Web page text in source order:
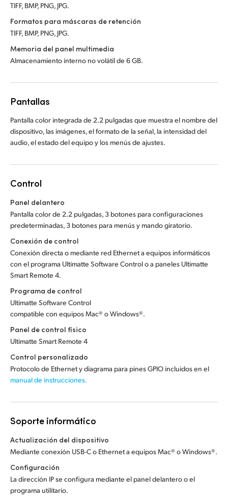
TIFF, BMP, PNG, JPG.
Formatos para máscaras de retención
TIFF, BMP, PNG, JPG.
Memoria del panel multimedia
Almacenamiento interno no volátil de 6 GB.
Pantallas
Pantalla color integrada de 2.2 pulgadas que muestra el nombre del
dispositivo, las imágenes, el formato de la señal, la intensidad del
audio, el estado del equipo y los menús de ajustes.
Control
Panel delantero
Pantalla color de 2.2 pulgadas, 3 botones para configuraciones
predeterminadas, 3 botones para menús y mando giratorio.
Conexión de control
Conexión directa o mediante red Ethernet a equipos informáticos
con el programa Ultimatte Software Control o a paneles Ultimatte
Smart Remote 4.
Programa de control
Ultimatte Software Control
compatible con equipos Mac® o Windows®.
Panel de control físico
Ultimatte Smart Remote 4
Control personalizado
Protocolo de Ethernet y diagrama para pines GPIO incluidos en el
manual de instrucciones.
Soporte informático
Actualización del dispositivo
Mediante conexión USB-C o Ethernet a equipos Mac® o Windows®.
Configuración
La dirección IP se configura mediante el panel delantero o el
programa utilitario.